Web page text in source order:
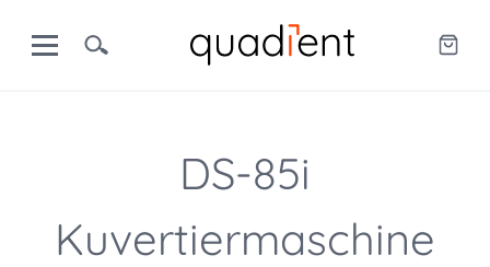
DS-85i
Kuvertiermaschine